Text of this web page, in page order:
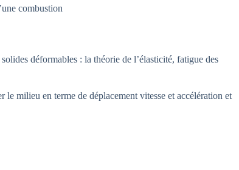
combustion
déformables : la théorie de l’élasticité, fatigue des
le milieu en terme de déplacement vitesse et accélération et